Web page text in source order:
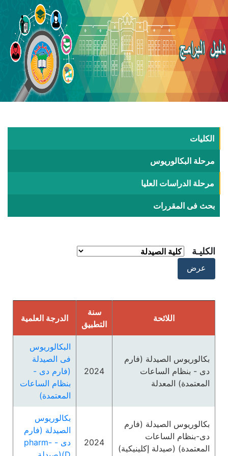
الكليات
مرحلة البكالوريوس
مرحلة الدراسات العليا
بحث فى المقررات
الكليـة
اللائحة
سنة
التطبيق
الدرجة العلمية
بكالوريوس الصيدلة (فارم
دى - بنظام الساعات
المعتمدة) المعدلة
2024
البكالوريوس
فى الصيدلة
(فارم دى -
بنظام الساعات
المعتمدة)
بكالوريوس الصيدلة (فارم
دى-بنظام الساعات
المعتمدة) (صيدلة إكلينيكية)
2024
بكالوريوس
الصيدلة (فارم
دى - pharm-